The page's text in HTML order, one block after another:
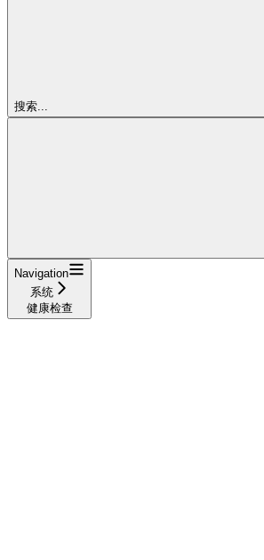
搜索...
Navigation
系统
健康检查